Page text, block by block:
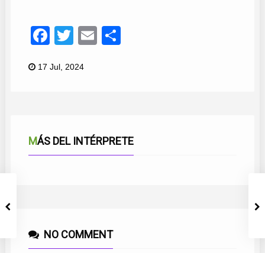
Facebook
TwitterEmail
17 Jul, 2024
MÁS DEL INTÉRPRETE
NO COMMENT